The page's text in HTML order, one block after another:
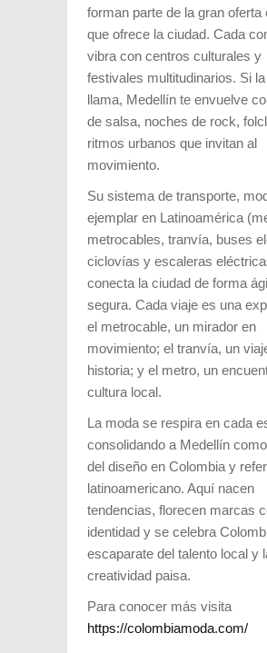
forman parte de la gran oferta
que ofrece la ciudad. Cada
vibra con centros culturales y
festivales multitudinarios. Si
llama, Medellín te envuelve
de salsa, noches de rock,
ritmos urbanos que invitan al
movimiento.
Su sistema de transporte,
ejemplar en Latinoamérica
metrocables, tranvía, buses
ciclovías y escaleras
conecta la ciudad de forma
segura. Cada viaje es una
el metrocable, un mirador en
movimiento; el tranvía, un
historia; y el metro, un
cultura local.
La moda se respira en cada
consolidando a Medellín
del diseño en Colombia y
latinoamericano. Aquí nacen
tendencias, florecen marcas
identidad y se celebra
escaparate del talento local y
creatividad paisa.
Para conocer más visita
https://colombiamoda.com/